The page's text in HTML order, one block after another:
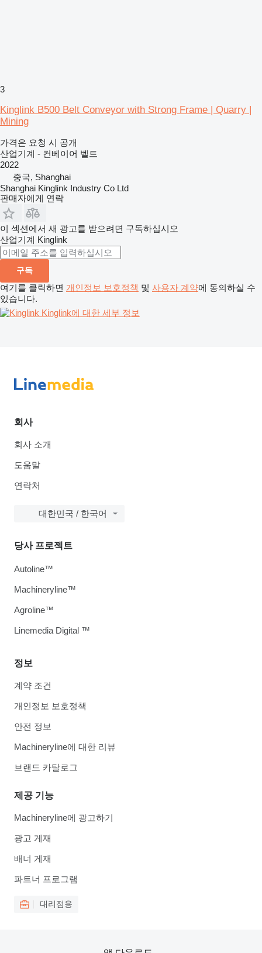
3
Kinglink B500 Belt Conveyor with Strong Frame | Quarry |
Mining
가격은 요청 시 공개
산업기계 - 컨베이어 벨트
2022
중국, Shanghai
Shanghai Kinglink Industry Co Ltd
판매자에게 연락
이 섹션에서 새 광고를 받으려면 구독하십시오
산업기계 Kinglink
구독
여기를 클릭하면 개인정보 보호정책 및 사용자 계약에 동의하실 수
있습니다.
Kinglink에 대한 세부 정보
회사
회사 소개
도움말
연락처
대한민국 / 한국어
정보
계약 조건
개인정보 보호정책
안전 정보
Machineryline에 대한 리뷰
브랜드 카탈로그
제공 기능
Machineryline에 광고하기
광고 게재
배너 게재
파트너 프로그램
대리점용
당사 프로젝트
Autoline™
Machineryline™
Agroline™
Linemedia Digital ™